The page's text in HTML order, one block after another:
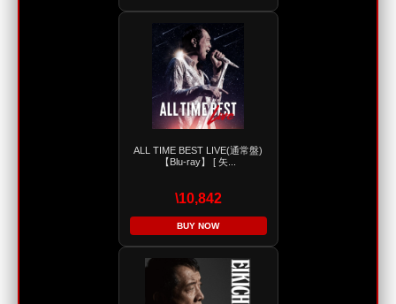
ALL TIME BEST LIVE(通常盤)
【Blu-ray】 [ 矢...
\10,842
BUY NOW